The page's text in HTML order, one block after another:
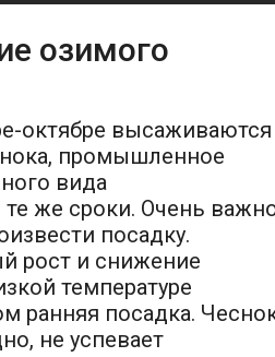
озимого
октябре высаживаются
промышленное
вида
те же сроки. Очень
посадку.
рост и снижение
температуре
ранняя посадка.
не успевает